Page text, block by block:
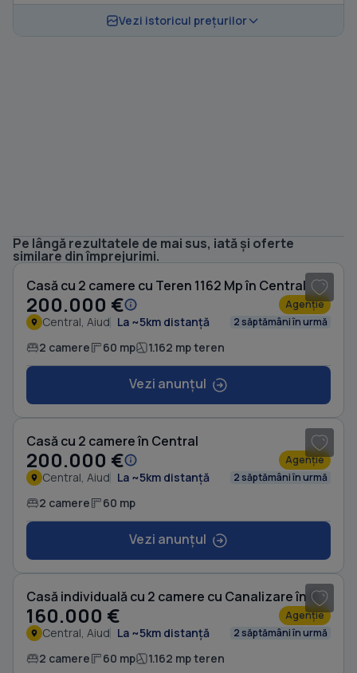
Vezi istoricul prețurilor
Pe lângă rezultatele de mai sus, iată și oferte
similare din împrejurimi.
Casă cu 2 camere cu Teren 1162 Mp în Central
200.000 € Agenție
Central, Aiud La ~5km distanță 2 săptămâni în urmă
2 camere 60 mp 1.162 mp teren
Vezi anunțul
Casă cu 2 camere în Central
200.000 € Agenție
Central, Aiud La ~5km distanță 2 săptămâni în urmă
2 camere 60 mp
Vezi anunțul
Casă individuală cu 2 camere cu Canalizare în Central
160.000 € Agenție
Central, Aiud La ~5km distanță 2 săptămâni în urmă
2 camere 60 mp 1.162 mp teren